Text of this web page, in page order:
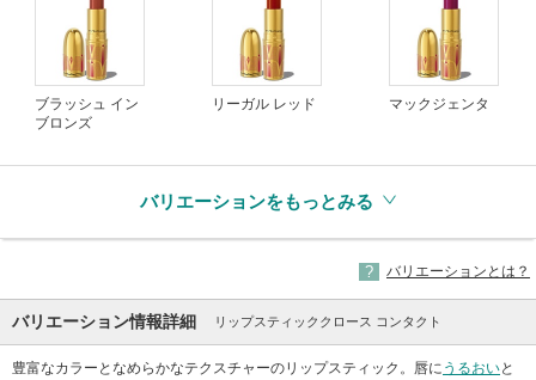
ブラッシュ イン
ブロンズ
リーガル レッド マックジェンタ
バリエーションをもっとみる
バリエーションとは？
バリエーション情報詳細 リップスティッククロース コンタクト
豊富なカラーとなめらかなテクスチャーのリップスティック。唇に うるおいと